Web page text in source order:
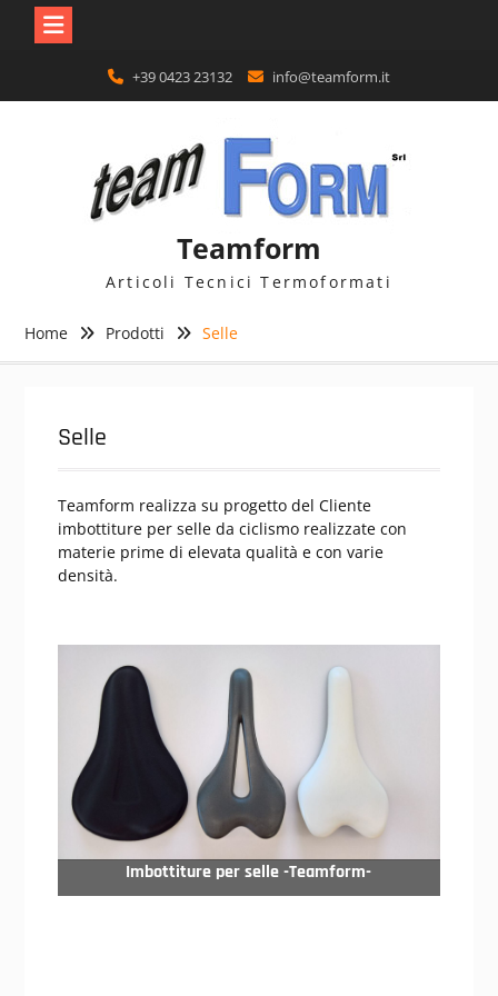
content
+39 0423 23132 info@teamform.it
Teamform
Articoli Tecnici Termoformati
Home Prodotti Selle
Selle
Teamform realizza su progetto del Cliente
imbottiture per selle da ciclismo realizzate con
materie prime di elevata qualità e con varie
densità.
Imbottiture per selle -Teamform-